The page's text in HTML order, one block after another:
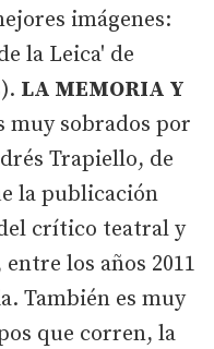
imágenes:
la Leica' de
LA MEMORIA Y
muy sobrados por
Trapiello, de
la publicación
crítico teatral y
los años 2011
También es muy
que corren, la